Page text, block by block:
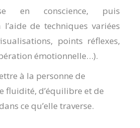
en conscience, puis
de techniques variées
points réflexes,
émotionnelle…).
à la personne de
fluidité, d’équilibre et de
ce qu’elle traverse.